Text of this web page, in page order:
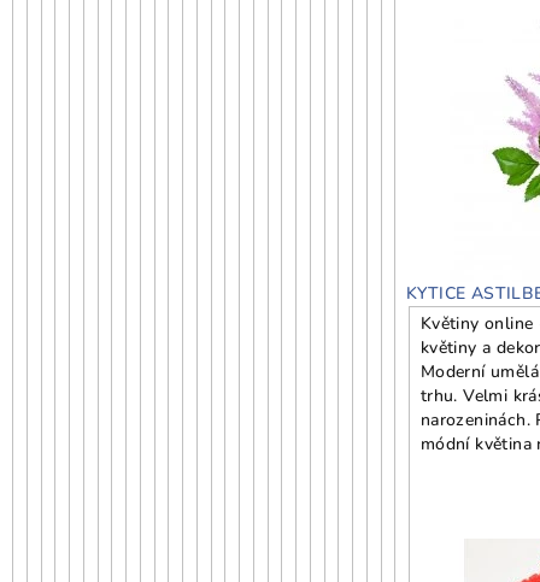
KYTICE
Květiny
květiny a
Moderní
trhu. Velmi
módní květina